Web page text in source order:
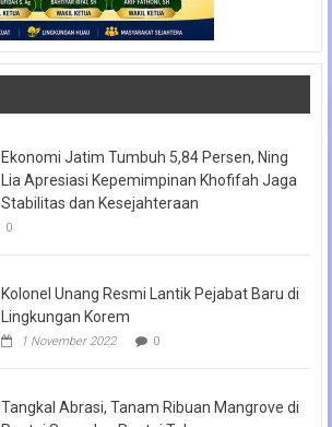
Ekonomi Jatim Tumbuh 5,84 Persen, Ning
Lia Apresiasi Kepemimpinan Khofifah Jaga
Stabilitas dan Kesejahteraan
0
Kolonel Unang Resmi Lantik Pejabat Baru di
Lingkungan Korem
1 November 2022 0
Tangkal Abrasi, Tanam Ribuan Mangrove di